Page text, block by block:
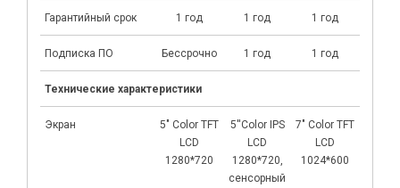
Гарантийный срок 1 год 1 год 1 год
Подписка ПО Бессрочно 1 год 1 год
Технические характеристики
Экран
5" Color TFT
LCD
1280*720
5''Color IPS
LCD
1280*720,
сенсорный
7" Color TFT
LCD
1024*600